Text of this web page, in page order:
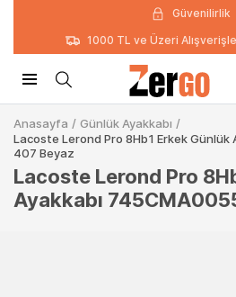
Güvenilirlik
1000 TL ve Üzeri
Anasayfa / Günlük Ayakkabı /
Lacoste Lerond Pro 8Hb1 Erkek Günlük
407 Beyaz
Lacoste Lerond Pro
Ayakkabı